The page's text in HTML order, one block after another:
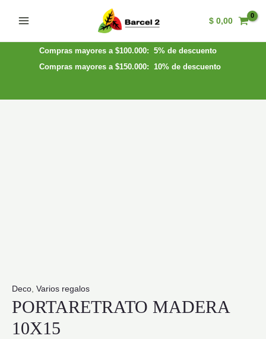
Menu
$ 0,00
Compras mayores a $100.000: 5% de descuento
Compras mayores a $150.000: 10% de descuento
Deco Varios regalos
PORTARETRATO MADERA
10X15